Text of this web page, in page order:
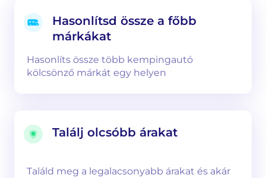
Hasonlítsd össze a főbb
márkákat
Hasonlíts össze több kempingautó
kölcsönző márkát egy helyen
Találj olcsóbb árakat
Találd meg a legalacsonyabb árakat és akár